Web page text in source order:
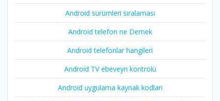
Android sürümleri sıralaması
Android telefon ne Demek
Android telefonlar hangileri
Android TV ebeveyn kontrolü
Android uygulama kaynak kodları